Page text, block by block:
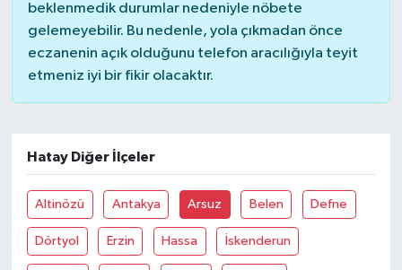
beklenmedik durumlar nedeniyle nöbete
gelemeyebilir. Bu nedenle, yola çıkmadan önce
eczanenin açık olduğunu telefon aracılığıyla teyit
etmeniz iyi bir fikir olacaktır.
Hatay Diğer İlçeler
Altinözü Antakya Arsuz Belen Defne
Dörtyol Erzin Hassa İskenderun